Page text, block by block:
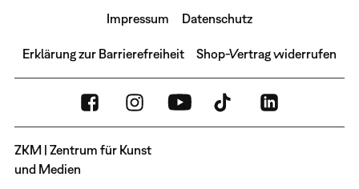
Impressum Datenschutz
Erklärung zur Barrierefreiheit Shop-Vertrag widerrufen
ZKM | Zentrum für Kunst
und Medien